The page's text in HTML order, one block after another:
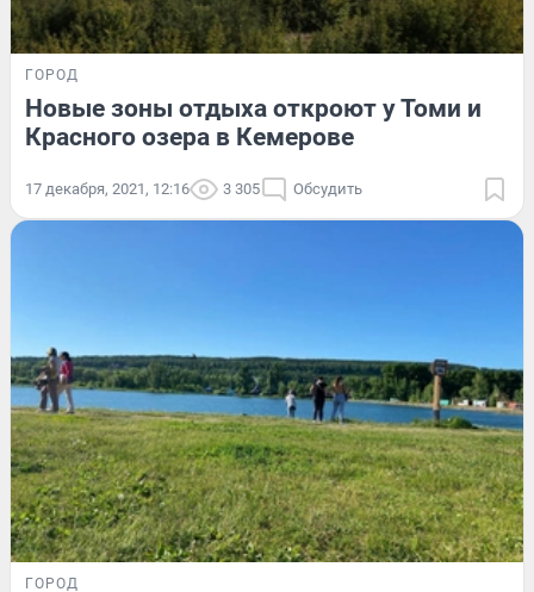
ГОРОД
Новые зоны отдыха откроют у Томи и
Красного озера в Кемерове
17 декабря, 2021, 12:16 3 305 Обсудить
ГОРОД